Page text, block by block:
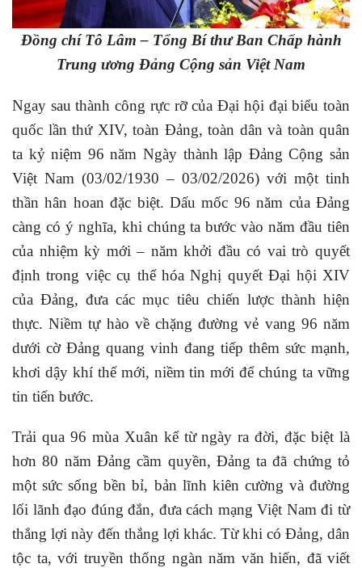
Đồng chí Tô Lâm – Tổng Bí thư Ban Chấp hành
Trung ương Đảng Cộng sản Việt Nam
Ngay sau thành công rực rỡ của Đại hội đại biểu toàn
quốc lần thứ XIV, toàn Đảng, toàn dân và toàn quân
ta kỷ niệm 96 năm Ngày thành lập Đảng Cộng sản
Việt Nam (03/02/1930 – 03/02/2026) với một tinh
thần hân hoan đặc biệt. Dấu mốc 96 năm của Đảng
càng có ý nghĩa, khi chúng ta bước vào năm đầu tiên
của nhiệm kỳ mới – năm khởi đầu có vai trò quyết
định trong việc cụ thể hóa Nghị quyết Đại hội XIV
của Đảng, đưa các mục tiêu chiến lược thành hiện
thực. Niềm tự hào về chặng đường vẻ vang 96 năm
dưới cờ Đảng quang vinh đang tiếp thêm sức mạnh,
khơi dậy khí thế mới, niềm tin mới để chúng ta vững
tin tiến bước.
Trải qua 96 mùa Xuân kể từ ngày ra đời, đặc biệt là
hơn 80 năm Đảng cầm quyền, Đảng ta đã chứng tỏ
một sức sống bền bỉ, bản lĩnh kiên cường và đường
lối lãnh đạo đúng đắn, đưa cách mạng Việt Nam đi từ
thắng lợi này đến thắng lợi khác. Từ khi có Đảng, dân
tộc ta, với truyền thống ngàn năm văn hiến, đã viết